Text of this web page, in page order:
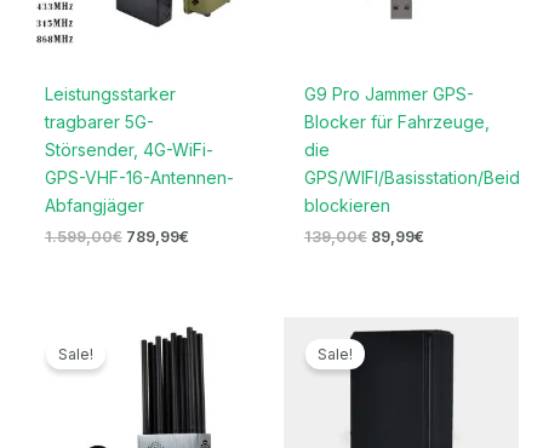
Leistungsstarker
tragbarer 5G-
Störsender, 4G-WiFi-
GPS-VHF-16-Antennen-
Abfangjäger
1.599,00€ 789,99€
G9 Pro Jammer GPS-
Blocker für Fahrzeuge,
die
GPS/WIFI/Basisstation/Beidou
blockieren
139,00€ 89,99€
Sale!
Ursprünglicher
Preis
war:
1.399,00€
Aktueller
Preis
ist:
699,99€.
Sale!